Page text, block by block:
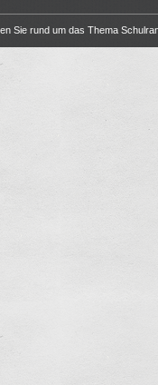
Sie rund um das Thema